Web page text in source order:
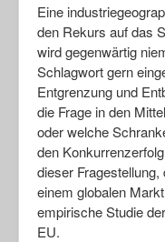
Eine
den Rekurs auf das
wird gegenwärtig
Schlagwort gern
Entgrenzung und
die Frage in den
oder welche
den
dieser
einem globalen
empirische Studie
EU.